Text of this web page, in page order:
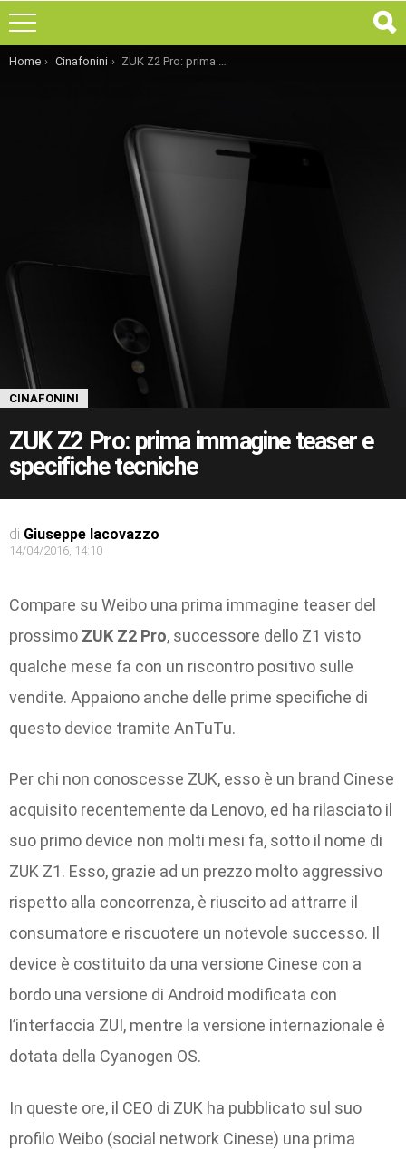
You are here:
Home Cinafonini ZUK Z2 Pro: prima immagine teaser e specifiche tecniche
CINAFONINI
ZUK Z2 Pro: prima immagine teaser e
specifiche tecniche
di Giuseppe Iacovazzo
14/04/2016, 14:10
Compare su Weibo una prima immagine teaser del
prossimo ZUK Z2 Pro, successore dello Z1 visto
qualche mese fa con un riscontro positivo sulle
vendite. Appaiono anche delle prime specifiche di
questo device tramite AnTuTu.
Per chi non conoscesse ZUK, esso è un brand Cinese
acquisito recentemente da Lenovo, ed ha rilasciato il
suo primo device non molti mesi fa, sotto il nome di
ZUK Z1. Esso, grazie ad un prezzo molto aggressivo
rispetto alla concorrenza, è riuscito ad attrarre il
consumatore e riscuotere un notevole successo. Il
device è costituito da una versione Cinese con a
bordo una versione di Android modificata con
l’interfaccia ZUI, mentre la versione internazionale è
dotata della Cyanogen OS.
In queste ore, il CEO di ZUK ha pubblicato sul suo
profilo Weibo (social network Cinese) una prima